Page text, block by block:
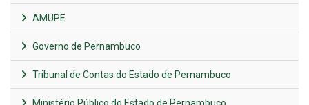
AMUPE
Governo de Pernambuco
Tribunal de Contas do Estado de Pernambuco